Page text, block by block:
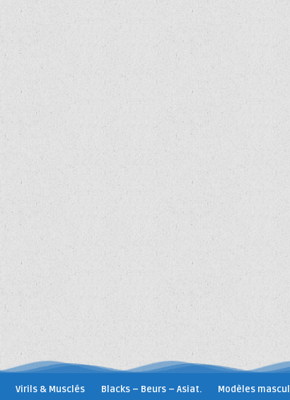
Virils & Musclés Blacks – Beurs – Asiat. Modèles